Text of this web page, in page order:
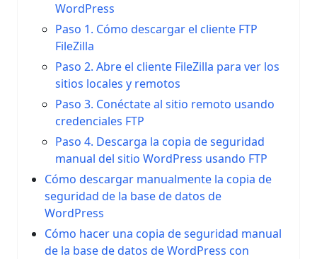
WordPress
Paso 1. Cómo descargar el cliente FTP
FileZilla
Paso 2. Abre el cliente FileZilla para ver los
sitios locales y remotos
Paso 3. Conéctate al sitio remoto usando
credenciales FTP
Paso 4. Descarga la copia de seguridad
manual del sitio WordPress usando FTP
Cómo descargar manualmente la copia de
seguridad de la base de datos de
WordPress
Cómo hacer una copia de seguridad manual
de la base de datos de WordPress con